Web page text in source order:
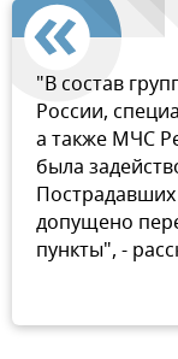
"В состав
России,
а также МЧС
была
допущено
пункты", -